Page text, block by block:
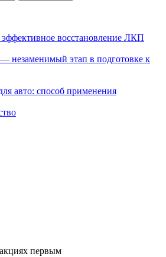
восстановление ЛКП
незаменимый этап в подготовке к
авто: способ применения
первым